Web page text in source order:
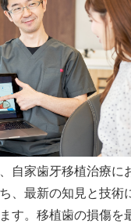
自家歯牙移植治療に
、最新の知見と技術
す。移植歯の損傷を